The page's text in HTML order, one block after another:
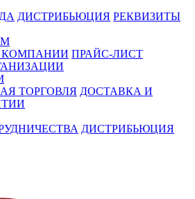
ДИСТРИБЬЮЦИЯ РЕКВИЗИТЫ
КОМПАНИИ ПРАЙС-ЛИСТ
ТОРГОВЛЯ ДОСТАВКА И
ДИСТРИБЬЮЦИЯ